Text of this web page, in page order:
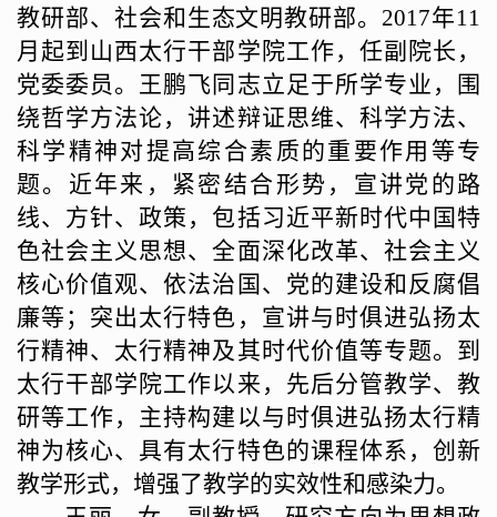
教研部、社会和生态文明教研部。 2017年11
月起到山西太行干部学院工作，任副院长，
党委委员。王鹏飞同志立足于所学专业，围
绕哲学方法论，讲述辩证思维、科学方法、
科学精神对提高综合素质的重要作用等专
题。近年来，紧密结合形势，宣讲党的路
线、方针、政策，包括习近平新时代中国特
色社会主义思想、全面深化改革、社会主义
核心价值观、依法治国、党的建设和反腐倡
廉等；突出太行特色，宣讲与时俱进弘扬太
行精神、太行精神及其时代价值等专题。到
太行干部学院工作以来，先后分管教学、教
研等工作，主持构建以与时俱进弘扬太行精
神为核心、具有太行特色的课程体系，创新
教学形式，增强了教学的实效性和感染力。